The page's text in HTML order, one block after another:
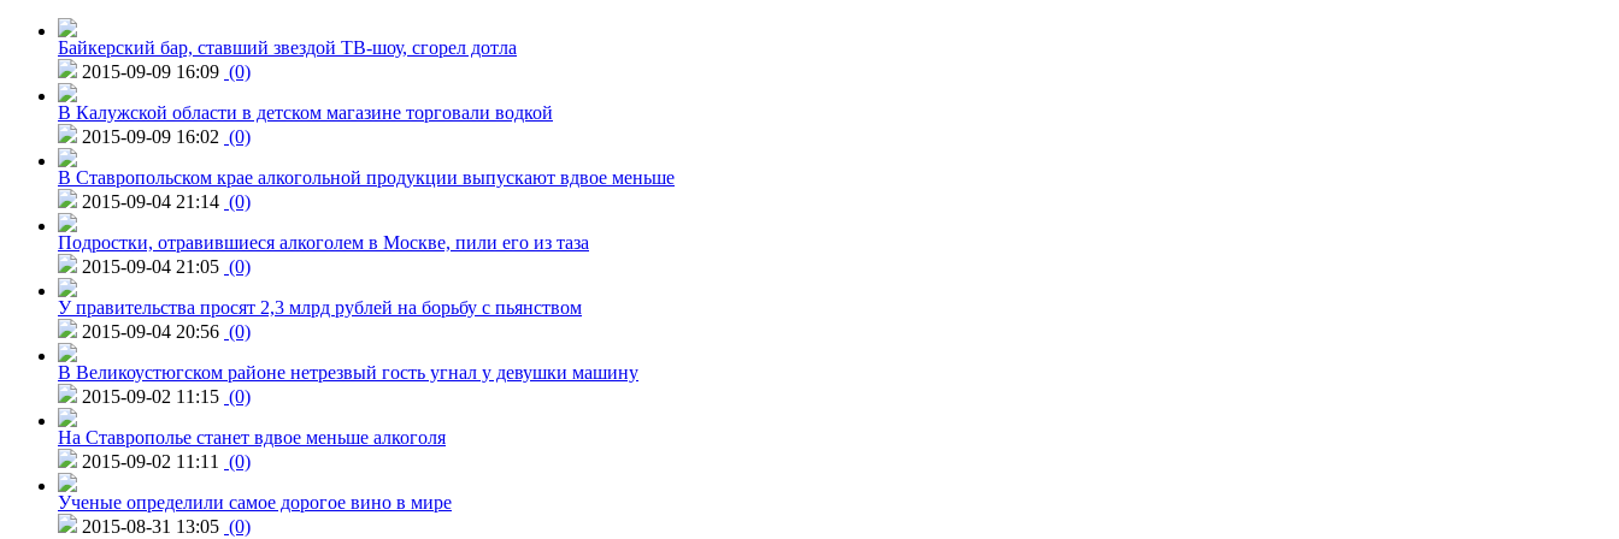
Байкерский бар, ставший звездой ТВ-шоу, сгорел дотла
2015-09-09 16:09 (0)
В Калужской области в детском магазине торговали водкой
2015-09-09 16:02 (0)
В Ставропольском крае алкогольной продукции выпускают вдвое меньше
2015-09-04 21:14 (0)
Подростки, отравившиеся алкоголем в Москве, пили его из таза
2015-09-04 21:05 (0)
У правительства просят 2,3 млрд рублей на борьбу с пьянством
2015-09-04 20:56 (0)
В Великоустюгском районе нетрезвый гость угнал у девушки машину
2015-09-02 11:15 (0)
На Ставрополье станет вдвое меньше алкоголя
2015-09-02 11:11
(0)
Ученые определили самое дорогое вино в мире
2015-08-31 13:05 (0)